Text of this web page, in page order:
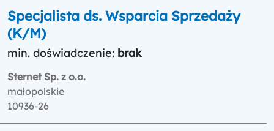
Specjalista ds. Wsparcia Sprzedaży
(K/M)
min. doświadczenie: brak
Sternet Sp. z o.o.
małopolskie
10936-26